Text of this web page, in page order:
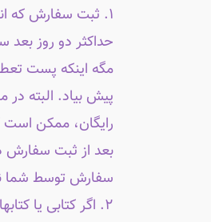
۱. ثبت سفارش که
حداکثر دو روز
مگه اینکه پست
پیش بیاد. البته در
رایگان، ممکن
بعد از ثبت سفارش
سفارش توسط شما
۲. اگر کتابی یا